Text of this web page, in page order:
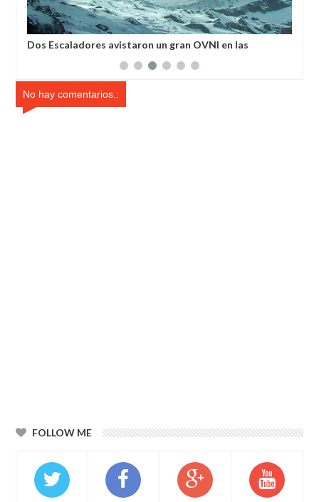
Dos Escaladores avistaron un gran OVNI en las
No hay comentarios.:
FOLLOW ME